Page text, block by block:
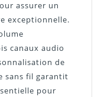
assurer un
exceptionnelle.
canaux audio
de
sans fil garantit
pour